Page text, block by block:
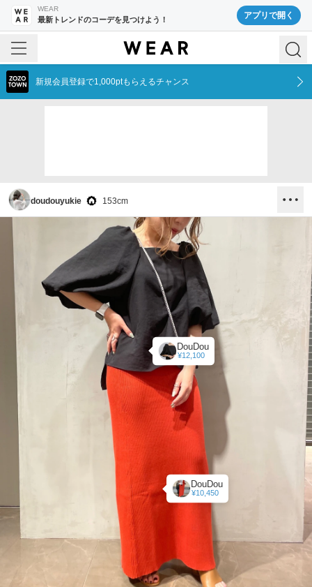
WEAR
最新トレンドのコーデを見つけよう！ アプリで開く
新規会員登録で1,000ptもらえるチャンス
doudouyukie 153cm
DouDou
¥12,100
DouDou
¥10,450